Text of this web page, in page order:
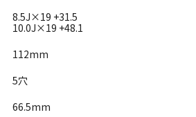
8.5J×19 +31.5
10.0J×19 +48.1
112mm
5穴
66.5mm